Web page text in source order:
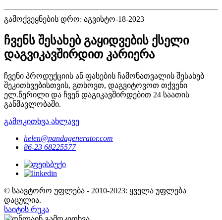
გამოქვეყნების დრო: აგვისტო-18-2023
ჩვენს შესახებ გაყიდვების ქსელი
დაგვიკავშირდით კარიერა
ჩვენი პროდუქციის ან ფასების ჩამონათვალის შესახებ
შეკითხვებისთვის, გთხოვთ, დაგვიტოვოთ თქვენი
ელ.წერილი და ჩვენ დაგიკავშირდებით 24 საათის
განმავლობაში.
გამოკითხვა ახლავე
helen@pandagenerator.com
86-23 68225577
© საავტორო უფლება - 2010-2023: ყველა უფლება
დაცულია.
საიტის რუკა